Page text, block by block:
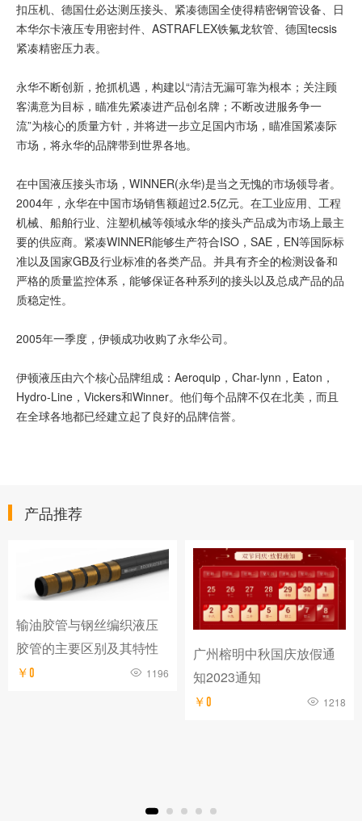
扣压机、德国仕必达测压接头、紧凑德国全使得精密钢管设备、日
本华尔卡液压专用密封件、ASTRAFLEX铁氟龙软管、德国tecsis
紧凑精密压力表。
永华不断创新，抢抓机遇，构建以“清洁无漏可靠为根本；关注顾
客满意为目标，瞄准先紧凑进产品创名牌；不断改进服务争一
流”为核心的质量方针，并将进一步立足国内市场，瞄准国紧凑际
市场，将永华的品牌带到世界各地。
在中国液压接头市场，WINNER(永华)是当之无愧的市场领导者。
2004年，永华在中国市场销售额超过2.5亿元。在工业应用、工程
机械、船舶行业、注塑机械等领域永华的接头产品成为市场上最主
要的供应商。紧凑WINNER能够生产符合ISO，SAE，EN等国际标
准以及国家GB及行业标准的各类产品。并具有齐全的检测设备和
严格的质量监控体系，能够保证各种系列的接头以及总成产品的品
质稳定性。
2005年一季度，伊顿成功收购了永华公司。
伊顿液压由六个核心品牌组成：Aeroquip，Char-lynn，Eaton，
Hydro-Line，Vickers和Winner。他们每个品牌不仅在北美，而且
在全球各地都已经建立起了良好的品牌信誉。
产品推荐
输油胶管与钢丝编织液压
胶管的主要区别及其特性
￥0 1196
广州榕明中秋国庆放假通
知2023通知
￥0 1218